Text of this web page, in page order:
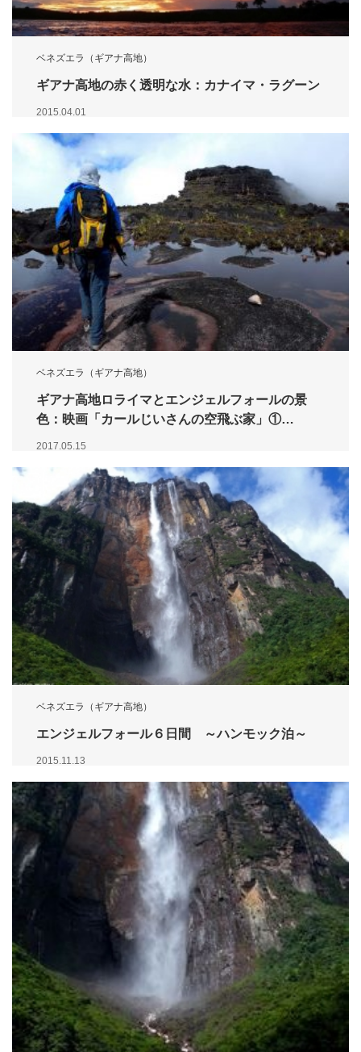
ベネズエラ（ギアナ高地）
ギアナ高地の赤く透明な水：カナイマ・ラグーン
2015.04.01
ベネズエラ（ギアナ高地）
ギアナ高地ロライマとエンジェルフォールの景
色：映画「カールじいさんの空飛ぶ家」①…
2017.05.15
ベネズエラ（ギアナ高地）
エンジェルフォール６日間 ～ハンモック泊～
2015.11.13